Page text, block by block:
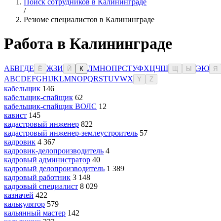
Поиск сотрудников в Калининграде
/
Резюме специалистов в Калининграде
Работа в Калининграде
АБВГДЕ Ё ЖЗИ Й К ЛМНОПРСТУФХЦЧШ Ы ЭЮ Я
ABCDEFGHIJKLMNOPQRSTUVWX Y Z
кабельщик 146
кабельщик-спайщик 62
кабельщик-спайщик ВОЛС 12
кавист 145
кадастровый инженер 822
кадастровый инженер-землеустроитель 57
кадровик 4 367
кадровик-делопроизводитель 4
кадровый администратор 40
кадровый делопроизводитель 1 389
кадровый работник 3 148
кадровый специалист 8 029
казначей 422
калькулятор 579
кальянный мастер 142